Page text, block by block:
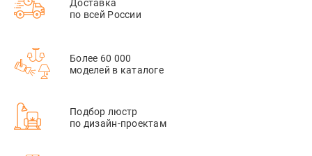
Доставка
по всей России
Более 60 000
моделей в каталоге
Подбор люстр
по дизайн-проектам